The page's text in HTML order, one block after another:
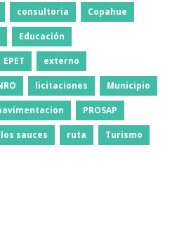
consultoria Copahue
Educación
EPET externo
licitaciones Municipio
PROSAP
sauces ruta Turismo